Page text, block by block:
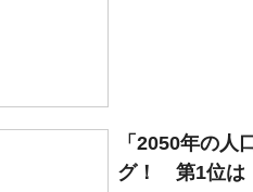
「2050年の
グ！ 第1位は